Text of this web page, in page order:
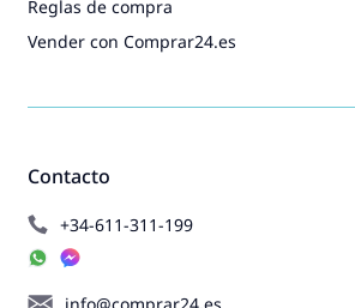
Contacto
+34-611-311-199
Reglas de compra
Vender con Comprar24.es